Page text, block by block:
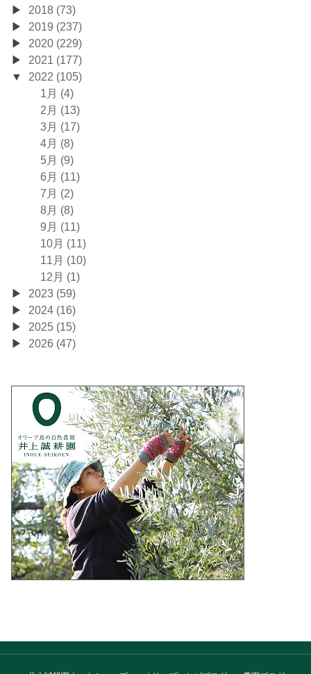
2018 (73)
2019 (237)
2020 (229)
2021 (177)
2022 (105)
1月 (4)
2月 (13)
3月 (17)
4月 (8)
5月 (9)
6月 (11)
7月 (2)
8月 (8)
9月 (11)
10月 (11)
11月 (10)
12月 (1)
2023 (59)
2024 (16)
2025 (15)
2026 (47)